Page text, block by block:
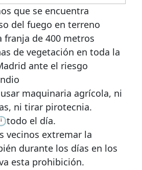
que se encuentra
del fuego en terreno
franja de 400 metros
de vegetación en toda la
ante el riesgo
maquinaria agrícola, ni
ni tirar pirotecnia.
el día.
vecinos extremar la
durante los días en los
esta prohibición.